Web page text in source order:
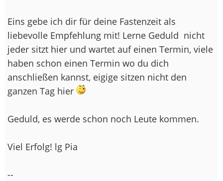
Eins gebe ich dir für deine Fastenzeit als
liebevolle Empfehlung mit! Lerne Geduld nicht
jeder sitzt hier und wartet auf einen Termin, viele
haben schon einen Termin wo du dich
anschließen kannst, eigige sitzen nicht den
ganzen Tag hier
Geduld, es werde schon noch Leute kommen.
Viel Erfolg! lg Pia
--